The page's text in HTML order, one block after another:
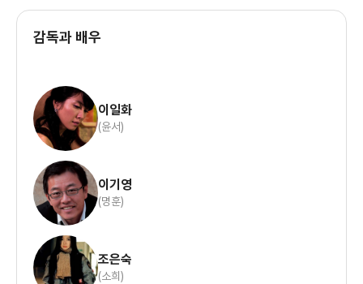
감독과 배우
이일화
(윤서)
이기영
(명훈)
조은숙
(소희)